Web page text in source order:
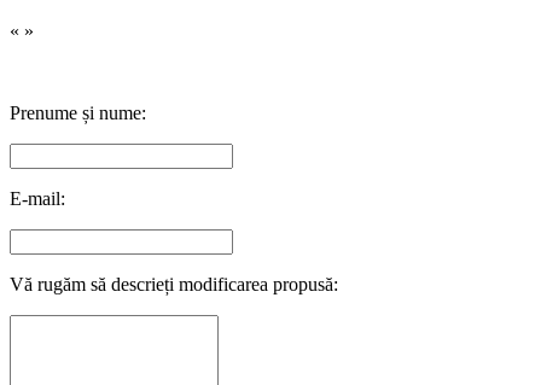
« »
Prenume și nume:
E-mail:
Vă rugăm să descrieți modificarea propusă: